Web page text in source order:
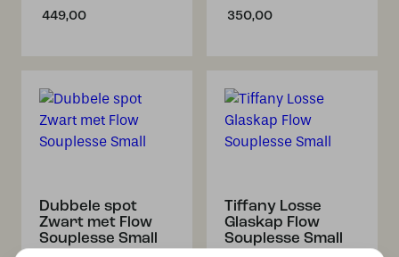
449,00 350,00
Dubbele spot
Zwart met Flow
Souplesse Small
Tiffany Losse
Glaskap Flow
Souplesse Small